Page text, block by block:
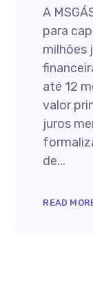
A
para
milhões
até 12
valor
juros
de...
READ